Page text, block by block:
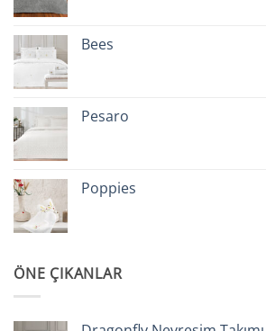
Bees
Pesaro
Poppies
ÖNE ÇIKANLAR